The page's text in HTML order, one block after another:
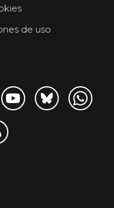
de uso